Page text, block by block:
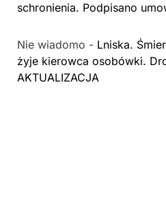
schronienia. Podpisano
Nie wiadomo - Lniska.
żyje kierowca osobówki.
AKTUALIZACJA